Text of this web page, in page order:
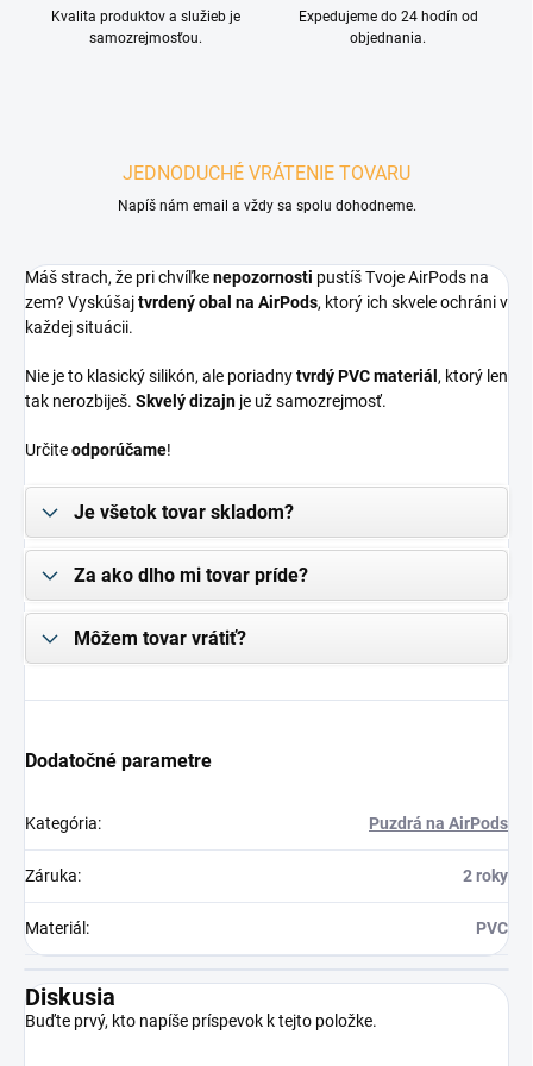
Kvalita produktov a služieb je
samozrejmosťou.
Expedujeme do 24 hodín od
objednania.
JEDNODUCHÉ VRÁTENIE TOVARU
Napíš nám email a vždy sa spolu dohodneme.
Máš strach, že pri chvíľkenepozornosti pustíš Tvoje AirPods na
zem? Vyskúšajtvrdený obal na AirPods, ktorý ich skvele ochráni v
každej situácii.
Nie je to klasický silikón, ale poriadnytvrdý PVC materiál , ktorý len
tak nerozbiješ. Skvelý dizajn je už samozrejmosť.
Určiteodporúčame!
Je všetok tovar skladom?
Za ako dlho mi tovar príde?
Môžem tovar vrátiť?
Dodatočné parametre
Kategória: Puzdrá na AirPods
Záruka: 2 roky
Materiál : PVC
Diskusia
Buďte prvý, kto napíše príspevok k tejto položke.